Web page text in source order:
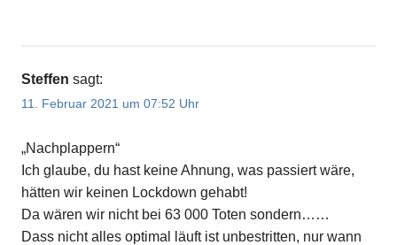
Steffen sagt:
11. Februar 2021 um 07:52 Uhr
„Nachplappern“
Ich glaube, du hast keine Ahnung, was passiert wäre,
hätten wir keinen Lockdown gehabt!
Da wären wir nicht bei 63 000 Toten sondern……
Dass nicht alles optimal läuft ist unbestritten, nur wann